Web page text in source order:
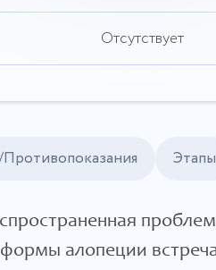
Отсутствует
Этапы
алопеции